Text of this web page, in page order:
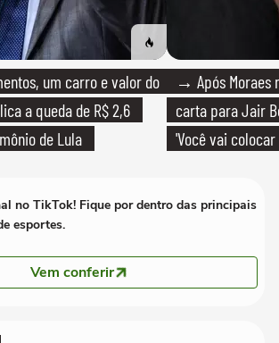
um carro e valor do
a queda de R$ 2,6
de Lula
→ Após Moraes
carta para Jair
'Você vai
no TikTok! Fique por dentro das principais
esportes.
Vem conferir